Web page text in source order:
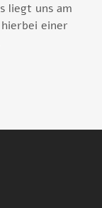
liegt uns am
einer